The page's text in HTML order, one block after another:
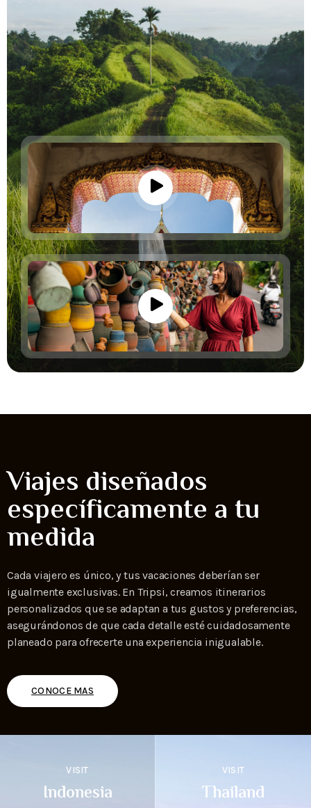
Viajes diseñados
específicamente a tu
medida
Cada viajero es único, y tus vacaciones deberían ser
igualmente exclusivas. En Tripsi, creamos itinerarios
personalizados que se adaptan a tus gustos y preferencias,
asegurándonos de que cada detalle esté cuidadosamente
planeado para ofrecerte una experiencia inigualable.
CONOCE MAS
VISIT
Indonesia
VISIT
Thailand